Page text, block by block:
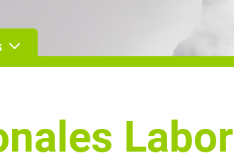
Labor